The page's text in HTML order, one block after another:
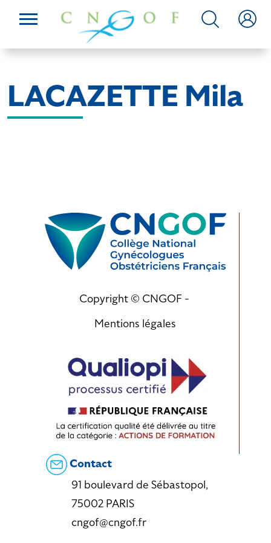
LACAZETTE Mila
Copyright © CNGOF -
Mentions légales
Contact
91 boulevard de Sébastopol,
75002 PARIS
cngof@cngof.fr